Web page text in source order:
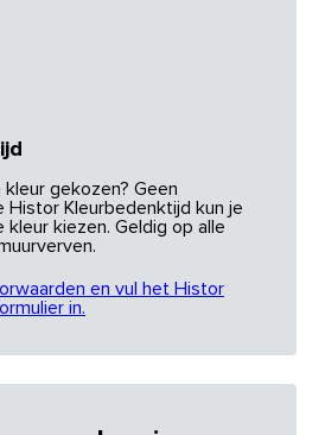
gekozen? Geen
Histor Kleurbedenktijd kun je
kleur kiezen. Geldig op alle
en vul het Histor
in.